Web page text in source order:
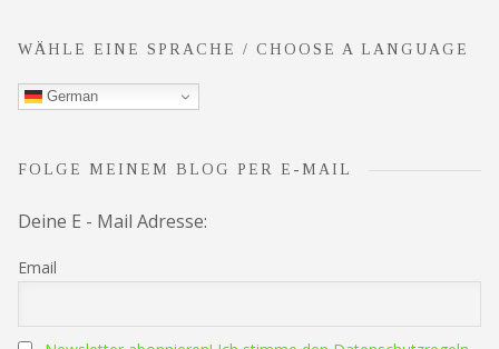
WÄHLE EINE SPRACHE / CHOOSE A LANGUAGE
German
FOLGE MEINEM BLOG PER E-MAIL
Deine E - Mail Adresse:
Email